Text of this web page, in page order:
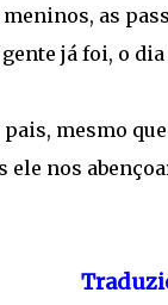
as
já foi, o dia
pais, mesmo
ele nos